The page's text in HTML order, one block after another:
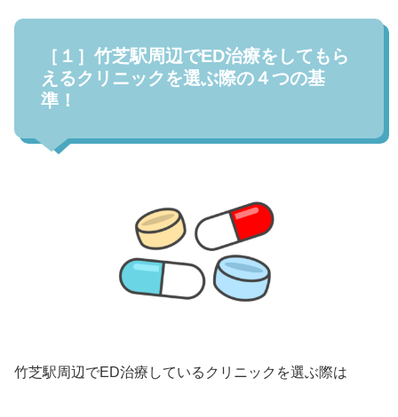
［１］竹芝駅周辺でED治療をしてもら
えるクリニックを選ぶ際の４つの基
準！
竹芝駅周辺でED治療しているクリニックを選ぶ際は